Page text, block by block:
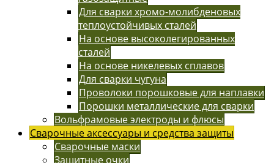
Для сварки хромо-молибденовых
теплоустойчивых сталей
На основе высоколегированных
сталей
На основе никелевых сплавов
Для сварки чугуна
Проволоки порошковые для наплавки
Порошки металлические для сварки
Вольфрамовые электроды и флюсы
Сварочные аксессуары и средства защиты
Сварочные маски
Защитные очки